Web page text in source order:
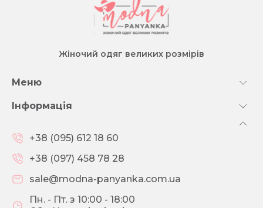
Жіночий одяг великих розмірів
Меню
Інформація
+38 (095) 612 18 60
+38 (097) 458 78 28
sale@modna-panyanka.com.ua
Пн. - Пт. з 10:00 - 18:00